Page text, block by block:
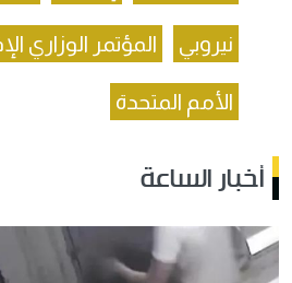
نيروبي المؤتمر الوزاري
الأمم المتحدة
أخبار الساعة